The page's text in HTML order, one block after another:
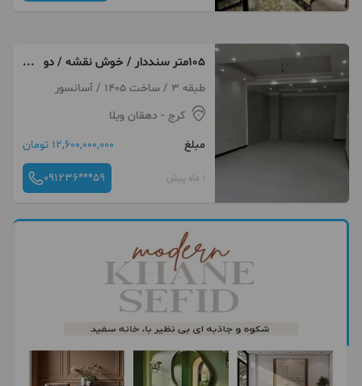
۱۰۵متر سنددار / خوش نقشه / دو
خواب
طبقه 3 / ساخت 1405 / آسانسور
کرج - دهقان ویلا
مبلغ
12,600,000,000 تومان
1 ماه پیش 091236***59